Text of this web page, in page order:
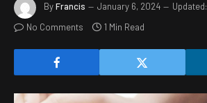
ByFrancis January 6, 2024 Updated:
No Comments
1 Min Read